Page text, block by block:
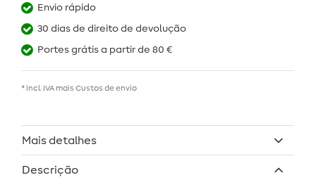
Envio rápido
30 dias de direito de devolução
Portes grátis a partir de 80 €
* incl. IVA mais Custos de envio
Mais detalhes
Descrição